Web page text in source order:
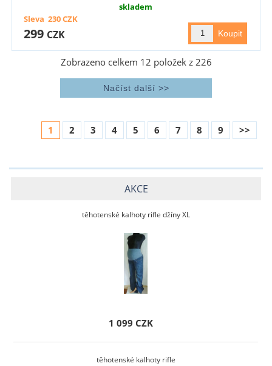
skladem
299 CZK
Sleva 230CZK
Zobrazeno celkem 12 položek z226
1 2 3 4 5 6 7 8 9 >>
AKCE
těhotenské kalhoty rifle džíny XL
1 099 CZK
těhotenské kalhoty rifle